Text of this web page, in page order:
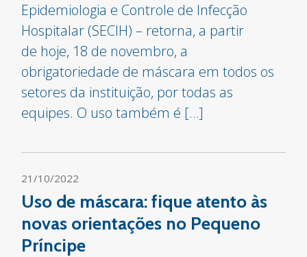
Epidemiologia e Controle de Infecção
Hospitalar (SECIH) – retorna, a partir
de hoje, 18 de novembro, a
obrigatoriedade de máscara em todos os
setores da instituição, por todas as
equipes. O uso também é […]
21/10/2022
Uso de máscara: fique atento às
novas orientações no Pequeno
Príncipe